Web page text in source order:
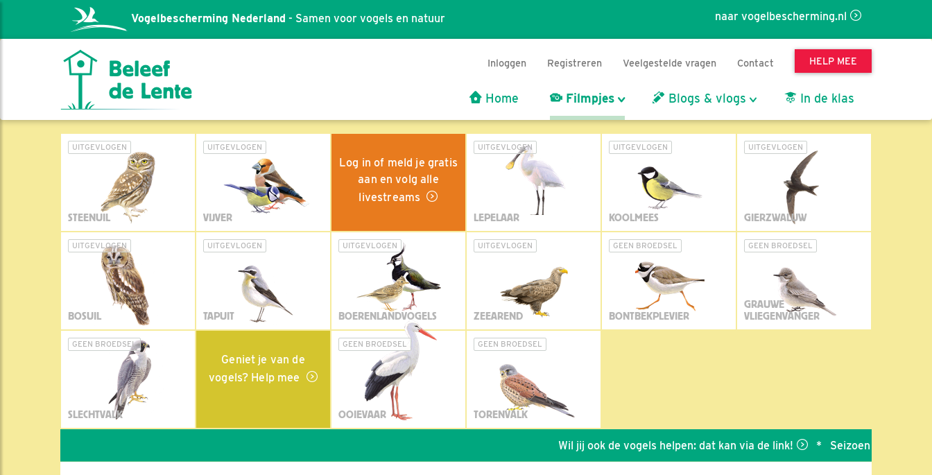
naar vogelbescherming.nl
Vogelbescherming Nederland - Samen voor vogels en natuur
Inloggen Registreren Veelgestelde vragen Contact HELP MEE
Home Filmpjes Blogs & vlogs In de klas
UITGEVLOGEN
STEENUIL
UITGEVLOGEN
VIJVER
Log in of meld je gratis
aan en volg alle
livestreams
UITGEVLOGEN
LEPELAAR
UITGEVLOGEN
KOOLMEES
UITGEVLOGEN
GIERZWALUW
UITGEVLOGEN
BOSUIL
UITGEVLOGEN
TAPUIT
UITGEVLOGEN
BOERENLANDVOGELS
UITGEVLOGEN
ZEEAREND
GEEN BROEDSEL
BONTBEKPLEVIER
GEEN BROEDSEL
GRAUWE
VLIEGENVANGER
GEEN BROEDSEL
SLECHTVALK
Geniet je van de
vogels? Help mee
GEEN BROEDSEL
OOIEVAAR
GEEN BROEDSEL
TORENVALK
Wil jij ook de vogels helpen: dat kan via de link! *Seizoen 2026 van BDL